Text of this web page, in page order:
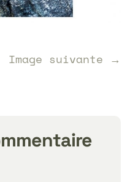
Image suivante →